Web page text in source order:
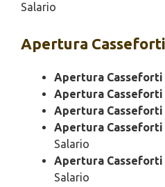
Salario
Apertura
Apertura Casseforti
Apertura Casseforti
Apertura Casseforti
Apertura Casseforti
Salario
Apertura Casseforti
Salario